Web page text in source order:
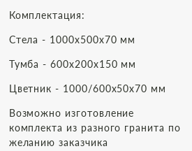
Комплектация:
Стела - 1000х500х70 мм
Тумба - 600х200х150 мм
Цветник - 1000/600х50х70 мм
Возможно изготовление
комплекта из разного гранита по
желанию заказчика